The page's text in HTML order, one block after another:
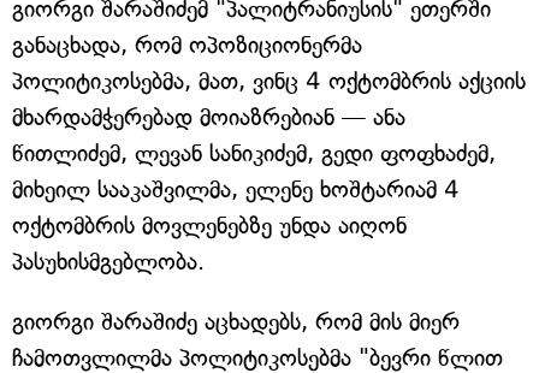
გიორგი შარაშიძემ "პალიტრანიუსის" ეთერში
განაცხადა, რომ ოპოზიციონერმა
პოლიტიკოსებმა, მათ, ვინც 4 ოქტომბრის აქციის
მხარდამჭერებად მოიაზრებიან — ანა
წითლიძემ, ლევან სანიკიძემ, გედი ფოფხაძემ,
მიხეილ სააკაშვილმა, ელენე ხოშტარიამ 4
ოქტომბრის მოვლენებზე უნდა აიღონ
პასუხისმგებლობა.
გიორგი შარაშიძე აცხადებს, რომ მის მიერ
ჩამოთვლილმა პოლიტიკოსებმა "ბევრი წლით